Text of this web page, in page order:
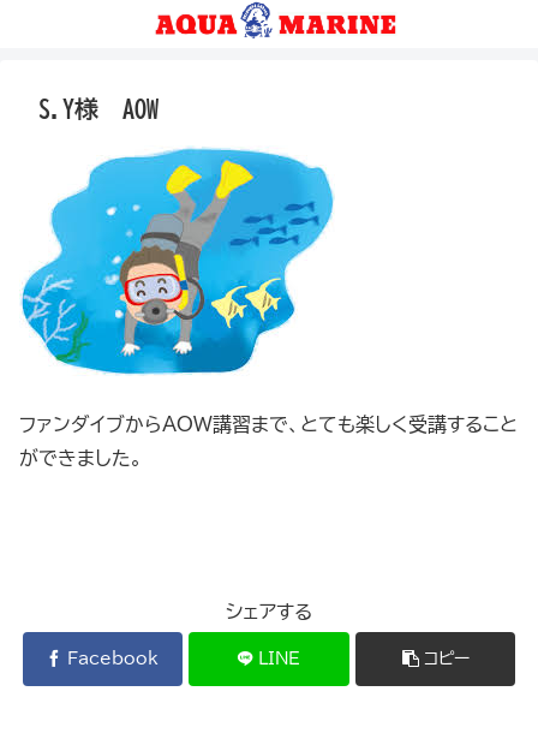
S.Y様 AOW
ファンダイブからAOW講習まで、とても楽しく受講すること
ができました。
シェアする
Facebook LINE コピー